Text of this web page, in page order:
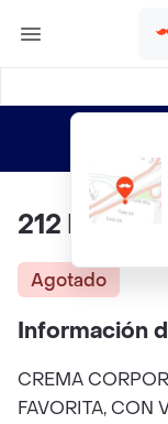
212 Men
Agotado
Información
CREMA
FAVORITA, CON